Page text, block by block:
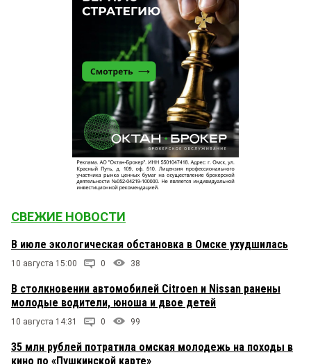
СВЕЖИЕ НОВОСТИ
В июле экологическая обстановка в Омске ухудшилась
10 августа 15:00 0 38
В столкновении автомобилей Citroen и Nissan ранены
молодые водители, юноша и двое детей
10 августа 14:31 0 99
35 млн рублей потратила омская молодежь на походы в
кино по «Пушкинской карте»